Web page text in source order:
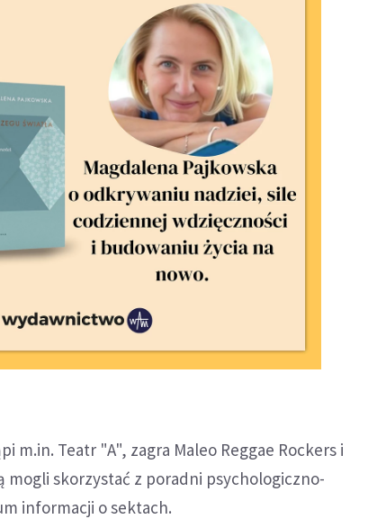
m.in. Teatr "A", zagra Maleo Reggae Rockers i
mogli skorzystać z poradni psychologiczno-
informacji o sektach.